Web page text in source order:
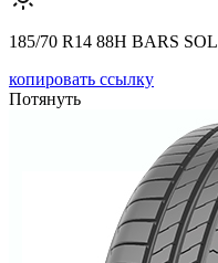
185/70 R14 88H BARS
копировать ссылку
Потянуть